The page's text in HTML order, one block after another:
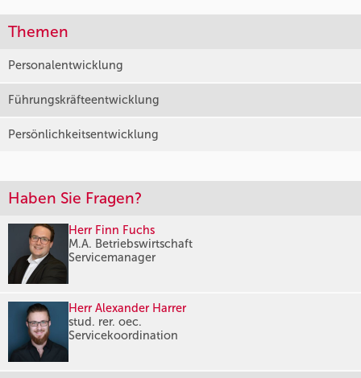
Themen
Personalentwicklung
Führungskräfteentwicklung
Persönlichkeitsentwicklung
Haben Sie Fragen?
Herr Finn Fuchs
M.A. Betriebswirtschaft
Servicemanager
Herr Alexander Harrer
stud. rer. oec.
Servicekoordination